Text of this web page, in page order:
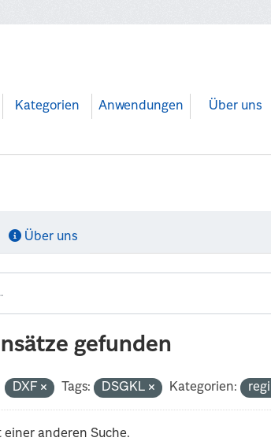
Kategorien Anwendungen Über uns
Über uns
gefunden
DXF Tags: DSGKL Kategorien:
einer anderen Suche.